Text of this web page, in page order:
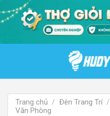
qua
Trang chủ / Đèn Trang Trí /
Văn Phòng